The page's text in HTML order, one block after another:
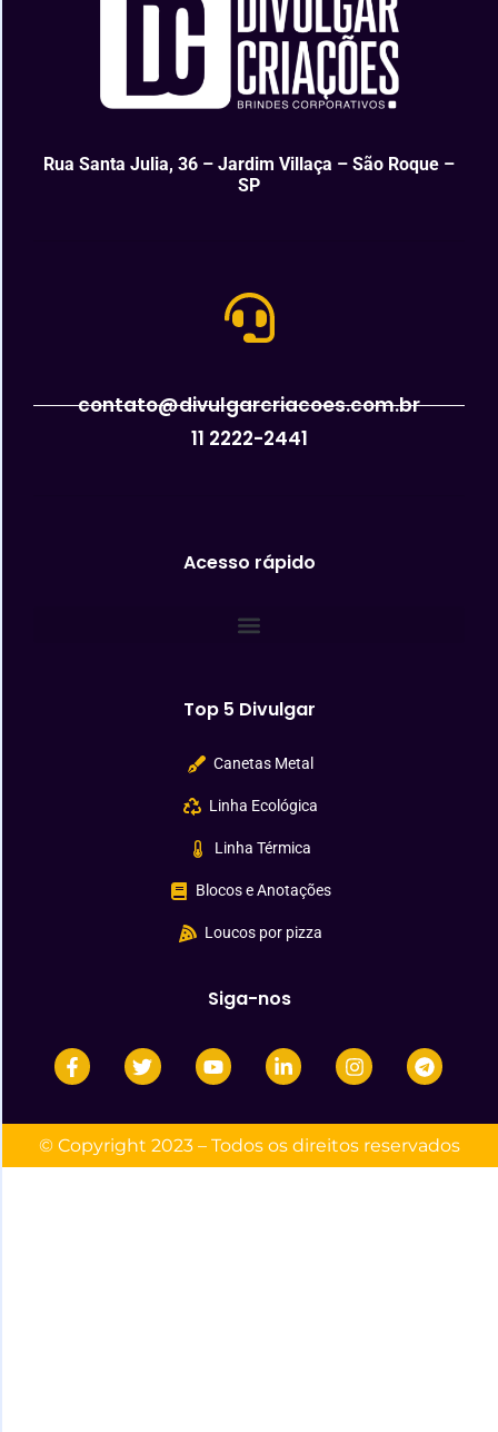
Rua Santa Julia, 36 – Jardim Villaça – São Roque –
SP
contato@divulgarcriacoes.com.br
11 2222-2441
Acesso rápido
Top 5 Divulgar
Canetas Metal
Linha Ecológica
Linha Térmica
Blocos e Anotações
Loucos por pizza
Siga-nos
© Copyright 2023 – Todos os direitos reservados